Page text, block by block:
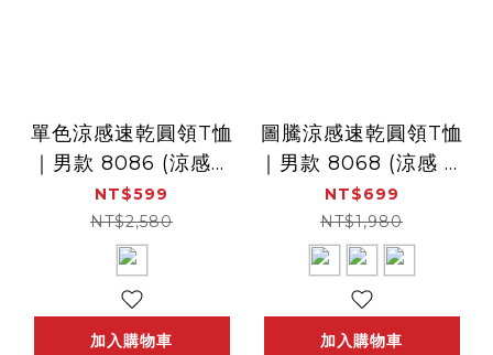
單色涼感速乾圓領T恤
｜男款 8086 (涼感、
速乾、透氣)
NT$599
NT$2,580
加入購物車
圖騰涼感速乾圓領T恤
｜男款 8068 (涼感 透
氣 速乾衣 吸濕快乾)
NT$699
NT$1,980
加入購物車